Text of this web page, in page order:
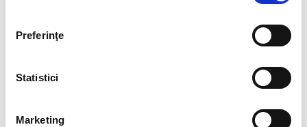
Preferinţe
Statistici
Marketing